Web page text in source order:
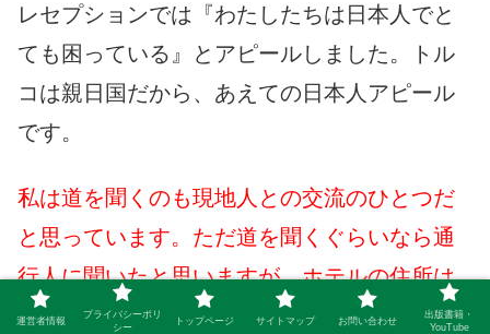
レセプションでは『わたしたちは日本人でと
ても困っている』とアピールしました。トル
コは親日国だから、あえての日本人アピール
です。
私は道を聞くのも現地人との交流のひとつだ
と思っています。ただ道を聞くぐらいなら通
行人に聞いたと思いますが、ホテルの住所は
メモを取る必要があったため、ホテルのレセ
運営者情報
プライバシーポリ
シー
トップページ サイトマップ お問い合わせ
出版書籍・
YouTube